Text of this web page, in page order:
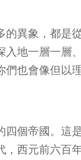
異象，都是
地一層一層
也會像但以
個帝國。這
西元前六百